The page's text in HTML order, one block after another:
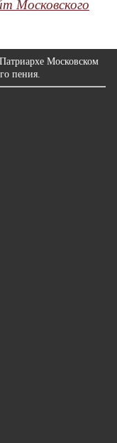
Московского
Московском
пения.